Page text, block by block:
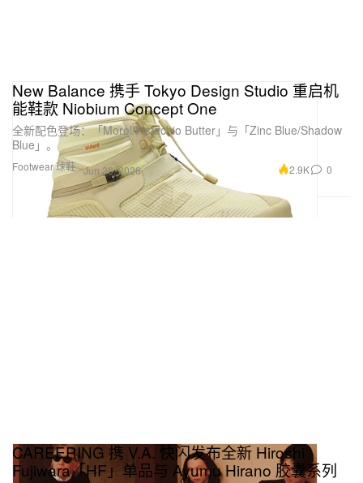
Footwear 球鞋
New Balance 携手 Tokyo Design Studio 重启机
能鞋款 Niobium Concept One
全新配色登场：「Morel/Pistachio Butter」与「Zinc Blue/Shadow
Blue」。
Jun 30, 2026 2.9K 0
CAREERING 携 V.A. 快闪发布全新 Hiroshi
Fujiwara「HF」单品与 Ayumu Hirano 胶囊系列